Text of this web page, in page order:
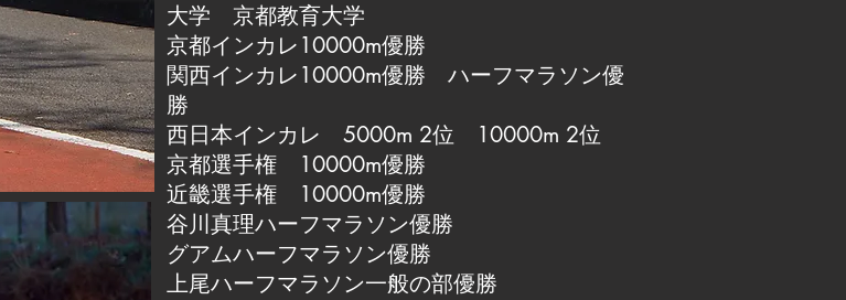
大学 京都教育大学
京都インカレ10000m優勝
関西インカレ10000m優勝 ハーフマラソン優
勝
西日本インカレ 5000m 2位 10000m 2位
京都選手権 10000m優勝
近畿選手権 10000m優勝
谷川真理ハーフマラソン優勝
グアムハーフマラソン優勝
上尾ハーフマラソン一般の部優勝